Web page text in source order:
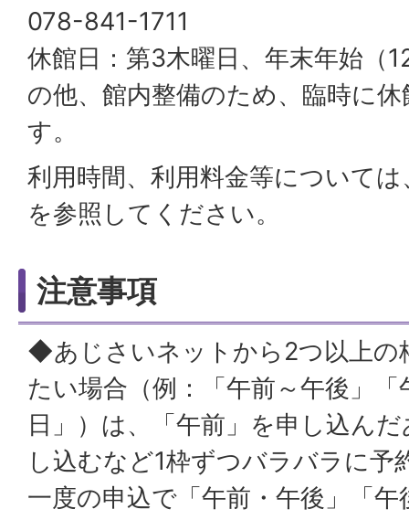
078-841-1711
休館日：第3木曜日、年末年始（
の他、館内整備のため、臨時に
す。
利用時間、利用料金等について
を参照してください。
注意事項
◆あじさいネットから2つ以上の
たい場合（例：「午前～午後」「
日」）は、「午前」を申し込ん
し込むなど1枠ずつバラバラに予
一度の申込で「午前・午後」「